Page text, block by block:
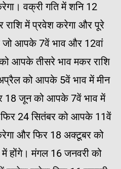
वक्री गति में शनि 12
में प्रवेश करेगा और पूरे
आपके 7वें भाव और 12वां
आपके तीसरे भाव मकर राशि
को आपके 5वें भाव में मीन
18 जून को आपके 7वें भाव में
24 सितंबर को आपके 11वें
और फिर 18 अक्टूबर को
होंगे। मंगल 16 जनवरी को